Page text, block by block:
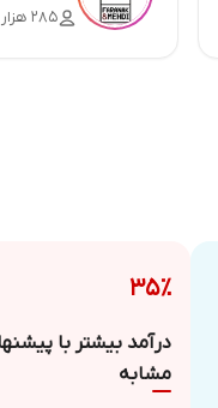
۲۸۵ هزار دنبال‌کننده
۳۵٪
درآمد بیشتر با
مشابه